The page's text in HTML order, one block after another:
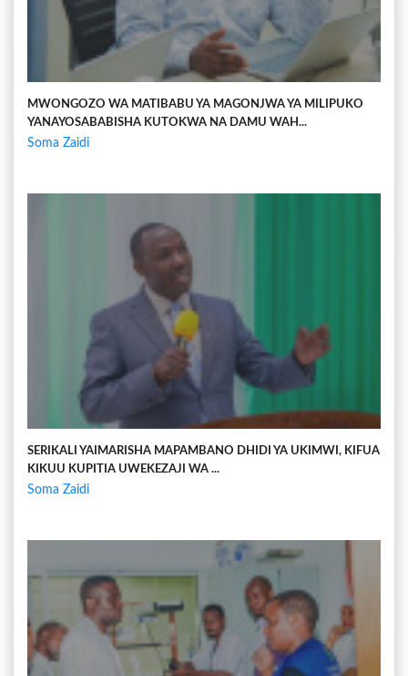
MWONGOZO WA MATIBABU YA MAGONJWA YA MILIPUKO
YANAYOSABABISHA KUTOKWA NA DAMU WAH...
Soma Zaidi
SERIKALI YAIMARISHA MAPAMBANO DHIDI YA UKIMWI, KIFUA
KIKUU KUPITIA UWEKEZAJI WA ...
Soma Zaidi